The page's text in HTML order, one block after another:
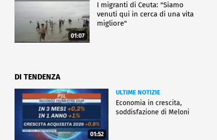
01:07
I migranti di Ceuta: "Siamo
venuti qui in cerca di una vita
migliore"
DI TENDENZA
01:52
ULTIME NOTIZIE
Economia in crescita,
soddisfazione di Meloni